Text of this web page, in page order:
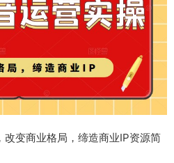
变商业格局，缔造商业IP资源简